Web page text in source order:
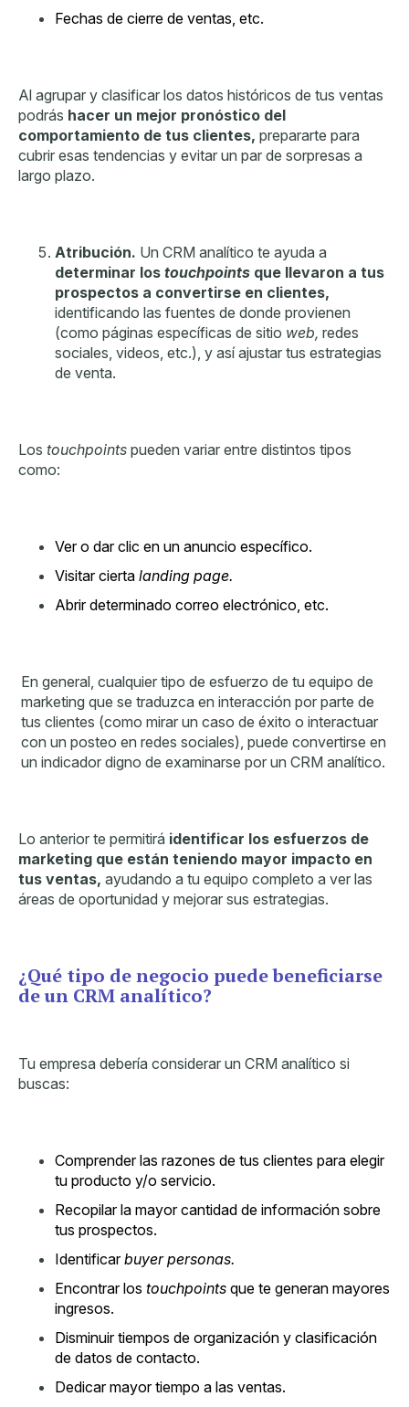
Fechas de cierre de ventas, etc.
Al agrupar y clasificar los datos históricos de tus ventas
podrás hacer un mejor pronóstico del
comportamiento de tus clientes, prepararte para
cubrir esas tendencias y evitar un par de sorpresas a
largo plazo.
Atribución. Un CRM analítico te ayuda a
determinar los touchpoints que llevaron a tus
prospectos a convertirse en clientes,
identificando las fuentes de donde provienen
(como páginas específicas de sitio web, redes
sociales, videos, etc.), y así ajustar tus estrategias
de venta.
Los touchpoints pueden variar entre distintos tipos
como:
Ver o dar clic en un anuncio específico.
Visitar cierta landing page.
Abrir determinado correo electrónico, etc.
En general, cualquier tipo de esfuerzo de tu equipo de
marketing que se traduzca en interacción por parte de
tus clientes (como mirar un caso de éxito o interactuar
con un posteo en redes sociales), puede convertirse en
un indicador digno de examinarse por un CRM analítico.
Lo anterior te permitirá identificar los esfuerzos de
marketing que están teniendo mayor impacto en
tus ventas, ayudando a tu equipo completo a ver las
áreas de oportunidad y mejorar sus estrategias.
¿Qué tipo de negocio puede beneficiarse
de un CRM analítico?
Tu empresa debería considerar un CRM analítico si
buscas:
Comprender las razones de tus clientes para elegir
tu producto y/o servicio.
Recopilar la mayor cantidad de información sobre
tus prospectos.
Identificarbuyer personas.
Encontrar los touchpoints que te generan mayores
ingresos.
Disminuir tiempos de organización y clasificación
de datos de contacto.
Dedicar mayor tiempo a las ventas.